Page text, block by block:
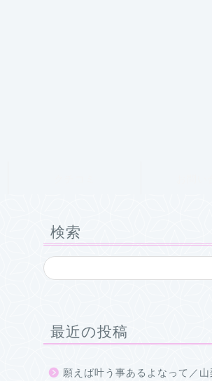
検索
最近の投稿
願えば叶う事あるよなって／山